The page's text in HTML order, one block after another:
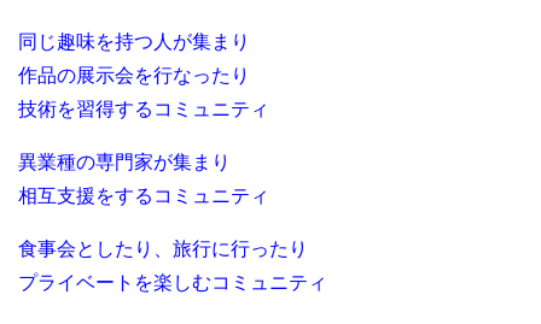
同じ趣味を持つ人が集まり
作品の展示会を行なったり
技術を習得するコミュニティ
異業種の専門家が集まり
相互支援をするコミュニティ
食事会としたり、旅行に行ったり
プライベートを楽しむコミュニティ